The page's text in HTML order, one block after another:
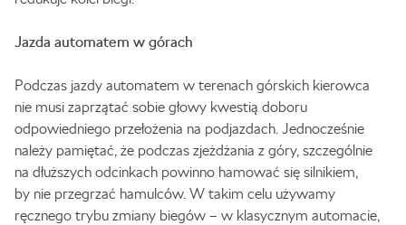
Jazda automatem w górach
Podczas jazdy automatem w terenach górskich kierowca
nie musi zaprzątać sobie głowy kwestią doboru
odpowiedniego przełożenia na podjazdach. Jednocześnie
należy pamiętać, że podczas zjeżdżania z góry, szczególnie
na dłuższych odcinkach powinno hamować się silnikiem,
by nie przegrzać hamulców. W takim celu używamy
ręcznego trybu zmiany biegów – w klasycznym automacie,